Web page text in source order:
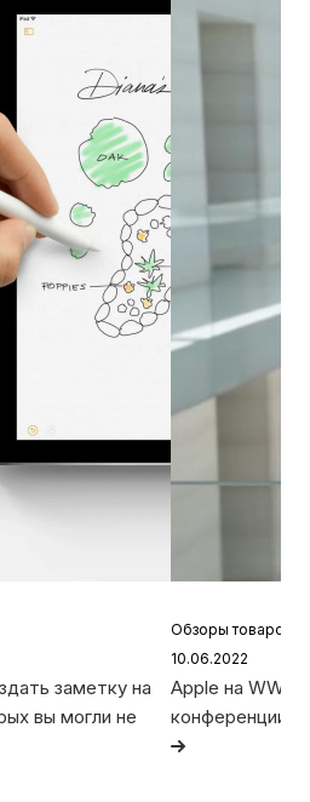
заметку на
вы могли не
Обзоры товаров
10.06.2022
Apple на
конференции